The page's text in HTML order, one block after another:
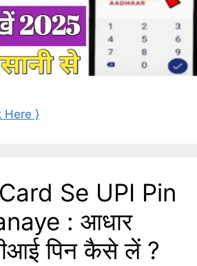
Here }
Se UPI Pin
: आधार
पिन कैसे लें ?